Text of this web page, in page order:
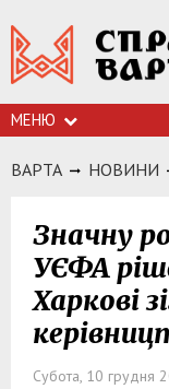
МЕНЮ
ВАРТА НОВИНИ
Значну
УЄФА
Харкові
Субота, 10 грудня